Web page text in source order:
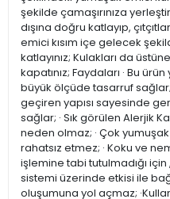
şekilde çamaşırınıza
dışına doğru katlayıp,
emici kısım içe gelecek
katlayınız; Kulakları da
kapatınız; Faydaları · Bu
büyük ölçüde tasarruf sağlar;
geçiren yapısı sayesinde
sağlar; · Sık görülen Alerjik
neden olmaz; · Çok
rahatsız etmez; · Koku ve
işlemine tabi tutulmadığı için
sistemi üzerinde etkisi ile
oluşumuna yol açmaz;